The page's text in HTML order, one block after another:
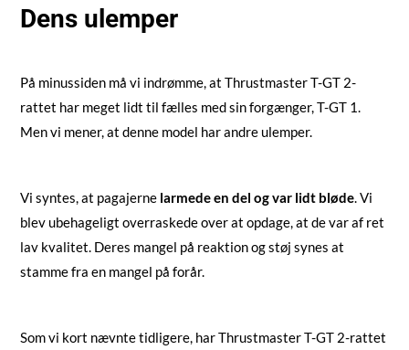
Dens ulemper
På minussiden må vi indrømme, at Thrustmaster T-GT 2-
rattet har meget lidt til fælles med sin forgænger, T-GT 1.
Men vi mener, at denne model har andre ulemper.
Vi syntes, at pagajerne larmede en del og var lidt bløde. Vi
blev ubehageligt overraskede over at opdage, at de var af ret
lav kvalitet. Deres mangel på reaktion og støj synes at
stamme fra en mangel på forår.
Som vi kort nævnte tidligere, har Thrustmaster T-GT 2-rattet